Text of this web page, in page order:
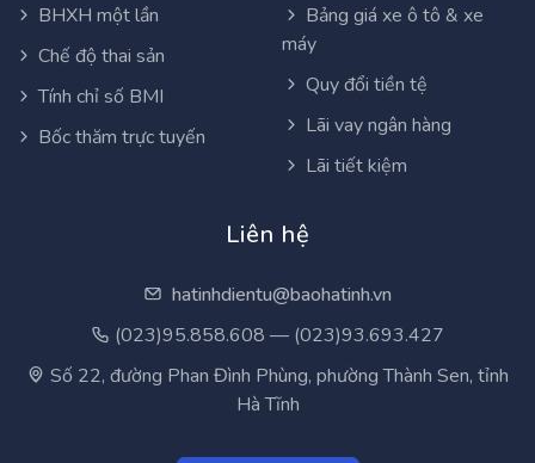
BHXH một lần
Chế độ thai sản
Tính chỉ số BMI
Bốc thăm trực tuyến
Bảng giá xe ô tô & xe
máy
Quy đổi tiền tệ
Lãi vay ngân hàng
Lãi tiết kiệm
Liên hệ
hatinhdientu@baohatinh.vn
(023)95.858.608 — (023)93.693.427
Số 22, đường Phan Đình Phùng, phường Thành Sen, tỉnh
Hà Tĩnh